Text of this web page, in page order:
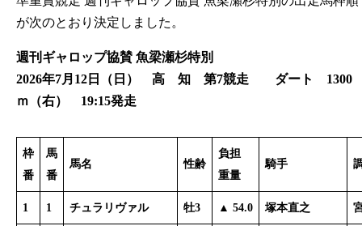
が次のとおり決定しました。
週刊ギャロップ協賛 魚梁瀬杉特別
2026年7月12日（日） 高 知 第7競走 ダート 1300
ｍ（右） 19:15発走
枠
番
馬
番
馬名 性齢
負担
重量
騎手
1 1 チュラリヴァル 牡3 ▲ 54.0 塚本直之